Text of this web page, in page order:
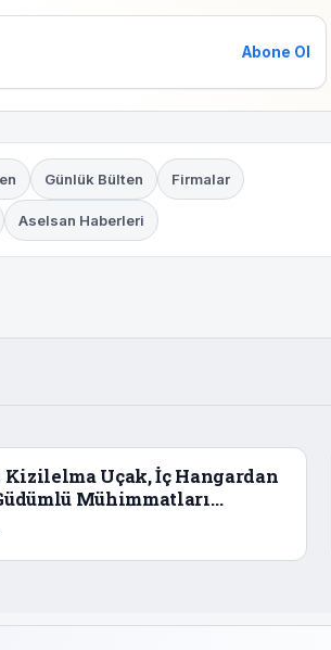
Abone Ol
Günlük Bülten Firmalar
Aselsan Haberleri
Kizilelma Uçak, İç Hangardan
Mühimmatları
Denedi